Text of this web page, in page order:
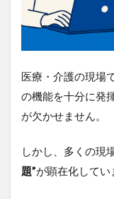
ット
Wi-
Fiな
ケモ
Wi-
Fi」
め
7
医療・介護の現場
の機能を十分に発
が欠かせません。
しかし、多くの現
題”が顕在化してい